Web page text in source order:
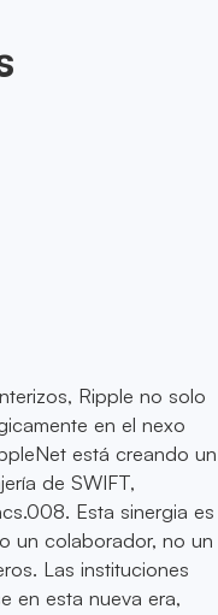
Ripple no solo
en el nexo
está creando un
de SWIFT,
Esta sinergia es
un colaborador, no un
Las instituciones
en esta nueva era,